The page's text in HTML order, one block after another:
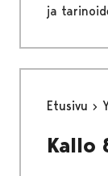
ja
Etusivu
Kallo